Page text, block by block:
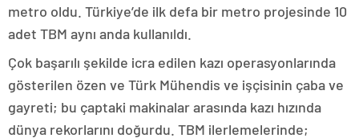
metro oldu. Türkiye’de ilk defa bir metro projesinde 10
adet TBM aynı anda kullanıldı.
Çok başarılı şekilde icra edilen kazı operasyonlarında
gösterilen özen ve Türk Mühendis ve işçisinin çaba ve
gayreti; bu çaptaki makinalar arasında kazı hızında
dünya rekorlarını doğurdu. TBM ilerlemelerinde;